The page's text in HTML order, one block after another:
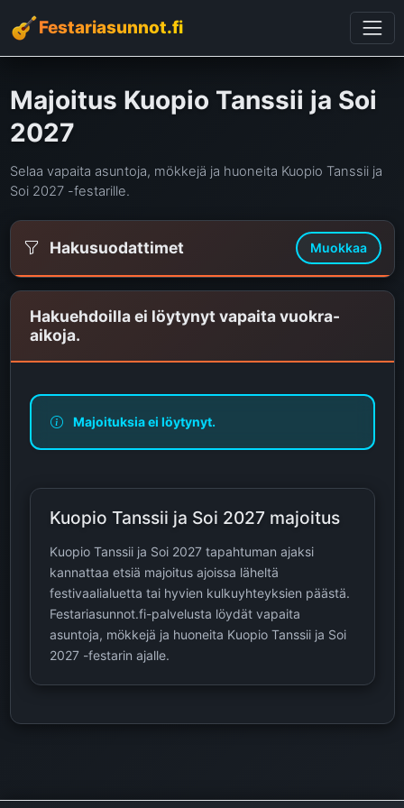
Festariasunnot.fi
Majoitus Kuopio Tanssii ja Soi
2027
Selaa vapaita asuntoja, mökkejä ja huoneita Kuopio Tanssii ja
Soi 2027 -festarille.
Hakusuodattimet Muokkaa
Hakuehdoilla ei löytynyt vapaita vuokra-
aikoja.
Majoituksia ei löytynyt.
Kuopio Tanssii ja Soi 2027 majoitus
Kuopio Tanssii ja Soi 2027 tapahtuman ajaksi
kannattaa etsiä majoitus ajoissa läheltä
festivaalialuetta tai hyvien kulkuyhteyksien päästä.
Festariasunnot.fi-palvelusta löydät vapaita
asuntoja, mökkejä ja huoneita Kuopio Tanssii ja Soi
2027 -festarin ajalle.